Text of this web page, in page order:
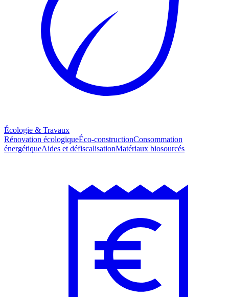
Écologie & Travaux
Rénovation écologiqueÉco-constructionConsommation
énergétiqueAides et défiscalisationMatériaux biosourcés